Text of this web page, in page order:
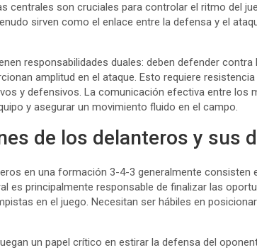
centrales son cruciales para controlar el ritmo del
sirven como el enlace entre la defensa y el
responsabilidades duales: deben defender
amplitud en el ataque. Esto requiere
y defensivos. La comunicación efectiva entre los
y asegurar un movimiento fluido en el campo.
de los delanteros y sus
en una formación 3-4-3 generalmente consisten
es principalmente responsable de finalizar las
en el juego. Necesitan ser hábiles en
un papel crítico en estirar la defensa del